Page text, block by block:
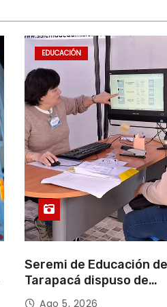
EDUCACIÓN
Seremi de Educación de
Tarapacá dispuso de
facilitadores para
Ago 5, 2026